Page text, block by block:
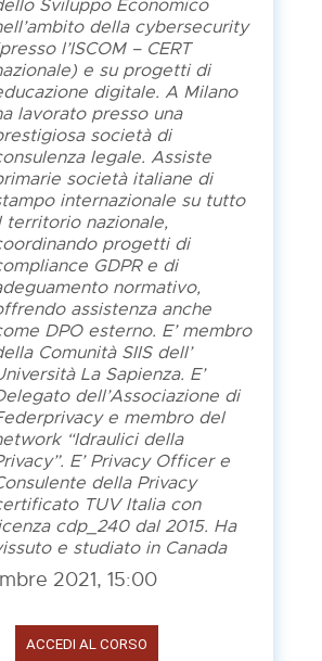
Sviluppo Economico
della cybersecurity
l’ISCOM – CERT
e su progetti di
digitale. A Milano
lavorato presso una
società di
legale. Assiste
società italiane di
internazionale su tutto
territorio nazionale,
progetti di
GDPR e di
normativo,
assistenza anche
DPO esterno. E’ membro
Comunità SIIS dell’
La Sapienza. E’
dell’Associazione di
e membro del
“Idraulici della
E’ Privacy Officer e
della Privacy
TUV Italia con
cdp_240 dal 2015. Ha
e studiato in Canada
2021, 15:00
ACCEDI AL CORSO